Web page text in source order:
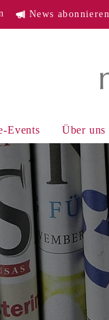
News abonnieren
Events Über uns